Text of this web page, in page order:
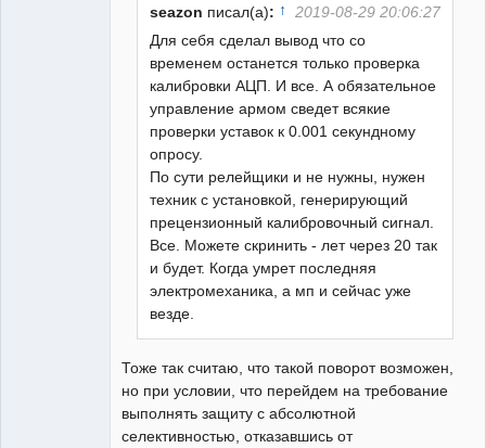
seazon писал(а): ↑
2019-08-29 20:06:27
Для себя сделал вывод что со
временем останется только проверка
калибровки АЦП. И все. А обязательное
управление армом сведет всякие
проверки уставок к 0.001 секундному
опросу.
По сути релейщики и не нужны, нужен
техник с установкой, генерирующий
прецензионный калибровочный сигнал.
Все. Можете скринить - лет через 20 так
и будет. Когда умрет последняя
электромеханика, а мп и сейчас уже
везде.
Тоже так считаю, что такой поворот возможен,
но при условии, что перейдем на требование
выполнять защиту с абсолютной
селективностью, отказавшись от